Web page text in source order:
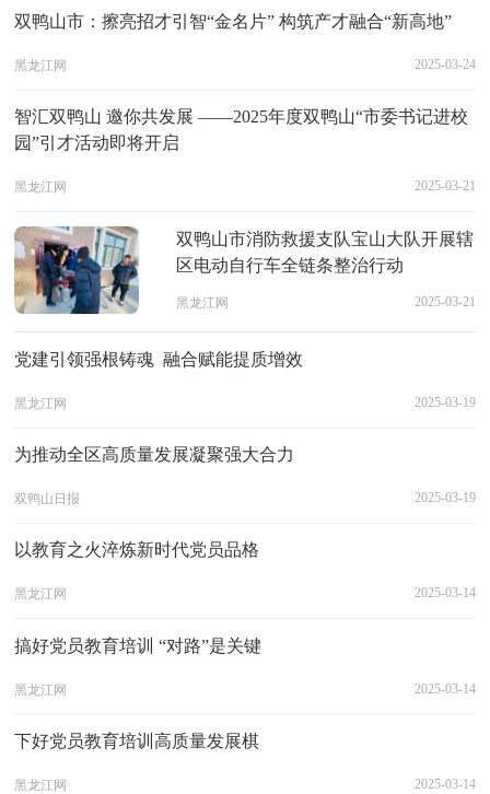
双鸭山市：擦亮招才引智“金名片” 构筑产才融合“新高地”
黑龙江网 2025-03-24
智汇双鸭山 邀你共发展 ——2025年度双鸭山“市委书记进校
园”引才活动即将开启
黑龙江网 2025-03-21
双鸭山市消防救援支队宝山大队开展辖
区电动自行车全链条整治行动
黑龙江网 2025-03-21
党建引领强根铸魂 融合赋能提质增效
黑龙江网 2025-03-19
为推动全区高质量发展凝聚强大合力
双鸭山日报 2025-03-19
以教育之火淬炼新时代党员品格
黑龙江网 2025-03-14
搞好党员教育培训 “对路”是关键
黑龙江网 2025-03-14
下好党员教育培训高质量发展棋
黑龙江网 2025-03-14